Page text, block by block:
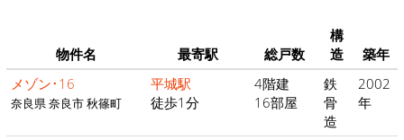
物件名 最寄駅 総戸数
構
造
築年
メゾン･16
奈良県 奈良市 秋篠町
平城駅
徒歩1分
4階建
16部屋
鉄
骨
造
2002
年